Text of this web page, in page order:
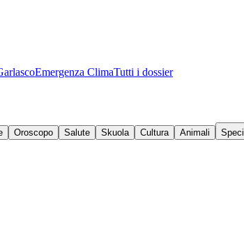
Emergenza ClimaTutti i dossier
Oroscopo Salute Skuola Cultura Animali